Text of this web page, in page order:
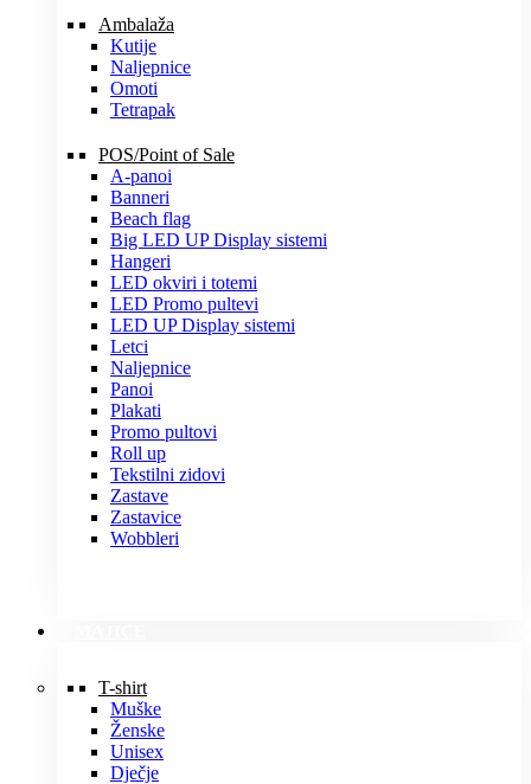
Ambalaža
Kutije
Naljepnice
Omoti
Tetrapak
POS/Point of Sale
A-panoi
Banneri
Beach flag
Big LED UP Display sistemi
Hangeri
LED okviri i totemi
LED Promo pultevi
LED UP Display sistemi
Letci
Naljepnice
Panoi
Plakati
Promo pultovi
Roll up
Tekstilni zidovi
Zastave
Zastavice
Wobbleri
T-shirt
Muške
Ženske
Unisex
Dječje